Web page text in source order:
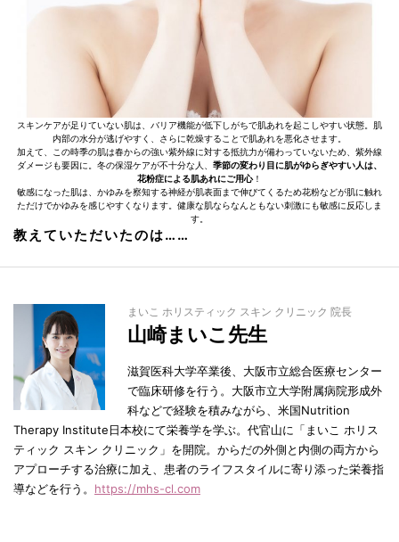
スキンケアが足りていない肌は、バリア機能が低下しがちで肌あれを起こしやすい状態。肌
内部の水分が逃げやすく、さらに乾燥することで肌あれを悪化させます。
加えて、この時季の肌は春からの強い紫外線に対する抵抗力が備わっていないため、紫外線
ダメージも要因に。冬の保湿ケアが不十分な人、 季節の変わり目に肌がゆらぎやすい人は、
花粉症による肌あれにご用心！
敏感になった肌は、かゆみを察知する神経が肌表面まで伸びてくるため花粉などが肌に触れ
ただけでかゆみを感じやすくなります。健康な肌ならなんともない刺激にも敏感に反応しま
す。
教えていただいたのは……
まいこ ホリスティック スキン クリニック 院長
山崎まいこ先生
滋賀医科大学卒業後、大阪市立総合医療センター
で臨床研修を行う。大阪市立大学附属病院形成外
科などで経験を積みながら、米国Nutrition
Therapy Institute日本校にて栄養学を学ぶ。代官山に「まいこ ホリス
ティック スキン クリニック」を開院。からだの外側と内側の両方から
アプローチする治療に加え、患者のライフスタイルに寄り添った栄養指
導などを行う。 https://mhs-cl.com